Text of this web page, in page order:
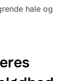
hale og